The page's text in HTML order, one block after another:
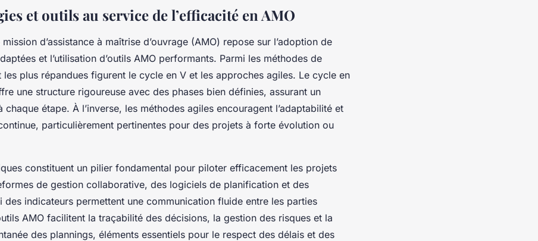
et outils au service de l’efficacité en AMO
mission d’assistance à maîtrise d’ouvrage (AMO) repose sur l’adoption de
et l’utilisation d’outils AMO performants. Parmi les méthodes de
plus répandues figurent le cycle en V et les approches agiles. Le cycle en
une structure rigoureuse avec des phases bien définies, assurant un
étape. À l’inverse, les méthodes agiles encouragent l’adaptabilité et
particulièrement pertinentes pour des projets à forte évolution ou
constituent un pilier fondamental pour piloter efficacement les projets
de gestion collaborative, des logiciels de planification et des
des indicateurs permettent une communication fluide entre les parties
AMO facilitent la traçabilité des décisions, la gestion des risques et la
des plannings, éléments essentiels pour le respect des délais et des